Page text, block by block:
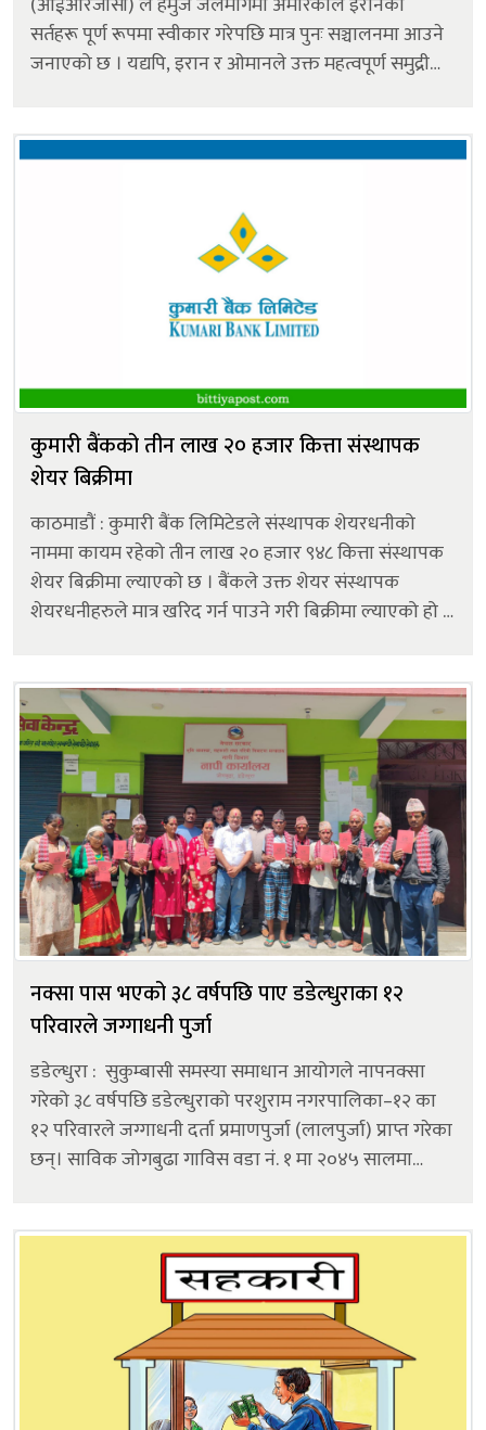
सर्तहरू पूर्ण रूपमा स्वीकार गरेपछि मात्र पुनः सञ्चालनमा आउने
जनाएको छ । यद्यपि, इरान र ओमानले उक्त महत्वपूर्ण समुद्री
कुमारी बैंकको तीन लाख २० हजार कित्ता संस्थापक
शेयर बिक्रीमा
काठमाडौं : कुमारी बैंक लिमिटेडले संस्थापक शेयरधनीको
नाममा कायम रहेको तीन लाख २० हजार ९४८ कित्ता संस्थापक
शेयर बिक्रीमा ल्याएको छ । बैंकले उक्त शेयर संस्थापक
शेयरधनीहरुले मात्र खरिद गर्न पाउने गरी बिक्रीमा ल्याएको हो ।
नक्सा पास भएको ३८ वर्षपछि पाए डडेल्धुराका १२
परिवारले जग्गाधनी पुर्जा
डडेल्धुरा : सुकुम्बासी समस्या समाधान आयोगले नापनक्सा
गरेको ३८ वर्षपछि डडेल्धुराको परशुराम नगरपालिका–१२ का
१२ परिवारले जग्गाधनी दर्ता प्रमाणपुर्जा (लालपुर्जा) प्राप्त गरेका
छन्। साविक जोगबुढा गाविस वडा नं. १ मा २०४५ सालमा